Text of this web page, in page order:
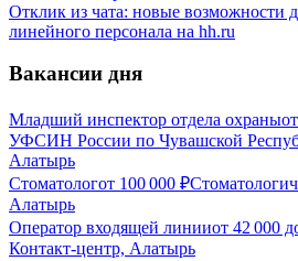
Отклик из чата: новые возможности
линейного персонала на hh.ru
Вакансии дня
Младший инспектор отдела охраныот
УФСИН России по Чувашской
Алатырь
Стоматологот 100 000 ₽
Алатырь
Оператор входящей линииот 42 000
Контакт-центр, Алатырь